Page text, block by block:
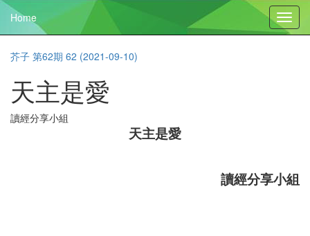
Home
芥子 第62期 62 (2021-09-10)
天主是愛
讀經分享小組
天主是愛
讀經分享小組